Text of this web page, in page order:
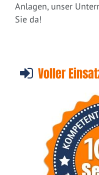
Anlagen, unser
Sie da!
Voller